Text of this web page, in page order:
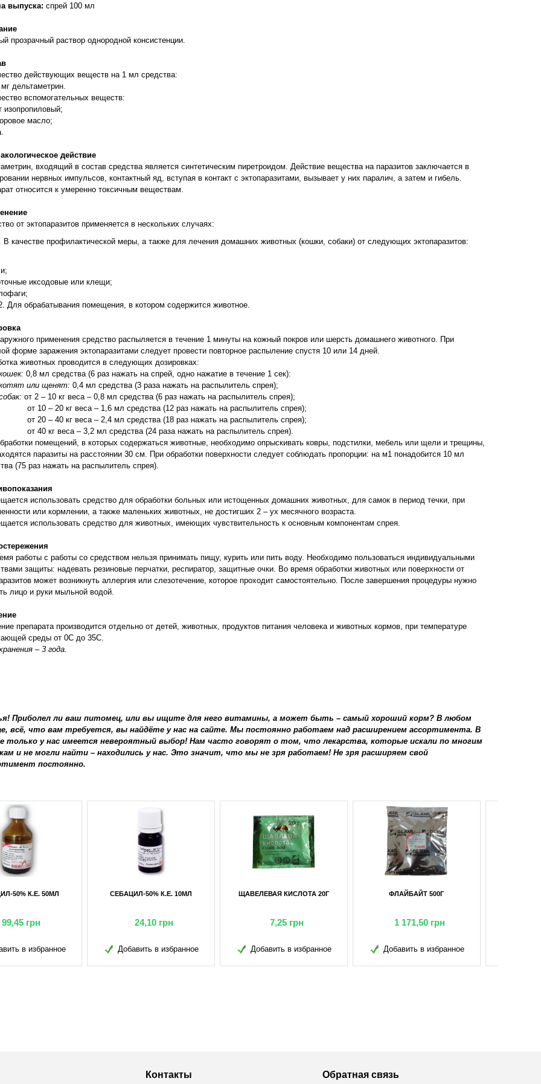
выпуска: спрей 100 мл
прозрачный раствор однородной консистенции.
действующих веществ на 1 мл средства:
дельтаметрин.
вспомогательных веществ:
изопропиловый;
масло;
действие
входящий в состав средства является синтетическим пиретроидом. Действие вещества на паразитов заключается в
нервных импульсов, контактный яд, вступая в контакт с эктопаразитами, вызывает у них паралич, а затем и гибель.
относится к умеренно токсичным веществам.
от эктопаразитов применяется в нескольких случаях:
В качестве профилактической меры, а также для лечения домашних животных (кошки, собаки) от следующих эктопаразитов:
иксодовые или клещи;
обрабатывания помещения, в котором содержится животное.
применения средство распыляется в течение 1 минуты на кожный покров или шерсть домашнего животного. При
форме заражения эктопаразитами следует провести повторное распыление спустя 10 или 14 дней.
животных проводится в следующих дозировках:
0,8 мл средства (6 раз нажать на спрей, одно нажатие в течение 1 сек):
или щенят: 0,4 мл средства (3 раза нажать на распылитель спрея);
от 2 – 10 кг веса – 0,8 мл средства (6 раз нажать на распылитель спрея);
– 20 кг веса – 1,6 мл средства (12 раз нажать на распылитель спрея);
– 40 кг веса – 2,4 мл средства (18 раз нажать на распылитель спрея);
кг веса – 3,2 мл средства (24 раза нажать на распылитель спрея).
помещений, в которых содержаться животные, необходимо опрыскивать ковры, подстилки, мебель или щели и трещины,
паразиты на расстоянии 30 см. При обработки поверхности следует соблюдать пропорции: на м1 понадобится 10 мл
(75 раз нажать на распылитель спрея).
использовать средство для обработки больных или истощенных домашних животных, для самок в период течки, при
или кормлении, а также маленьких животных, не достигших 2 – ух месячного возраста.
использовать средство для животных, имеющих чувствительность к основным компонентам спрея.
работы с работы со средством нельзя принимать пищу, курить или пить воду. Необходимо пользоваться индивидуальными
защиты: надевать резиновые перчатки, респиратор, защитные очки. Во время обработки животных или поверхности от
может возникнуть аллергия или слезотечение, которое проходит самостоятельно. После завершения процедуры нужно
лицо и руки мыльной водой.
препарата производится отдельно от детей, животных, продуктов питания человека и животных кормов, при температуре
среды от 0С до 35С.
– 3 года.
Приболел ли ваш питомец, или вы ищите для него витамины, а может быть – самый хороший корм? В любом
всё, что вам требуется, вы найдёте у нас на сайте. Мы постоянно работаем над расширением ассортимента. В
только у нас имеется невероятный выбор! Нам часто говорят о том, что лекарства, которые искали по многим
и не могли найти – находились у нас. Это значит, что мы не зря работаем! Не зря расширяем свой
постоянно.
50% К.Е. 10МЛ
24,10
в избранное
ЩАВЕЛЕВАЯ КИСЛОТА 20Г
7,25 грн
Добавить в избранное
ФЛАЙБАЙТ 500Г
1 171,50
Добавить в избранное
ФЛАЙБАЙТ 50Г
139,70 грн
Добавить в избранное
Контакты Обратная связь